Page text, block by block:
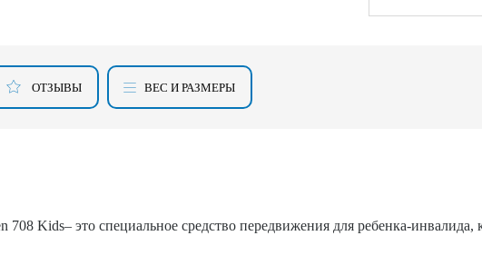
ОТЗЫВЫ ВЕС И РАЗМЕРЫ
708 Kids– это специальное средство передвижения для ребенка-